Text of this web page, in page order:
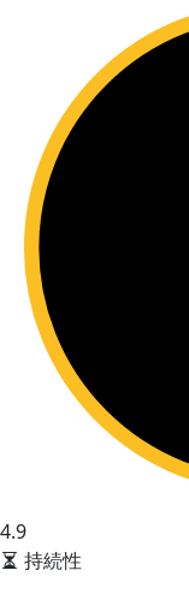
4.9
持続性